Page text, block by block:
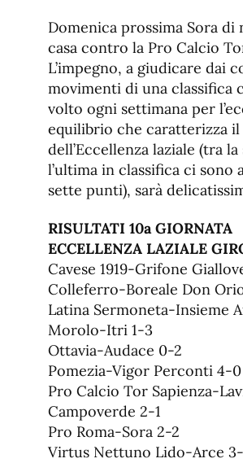
Domenica prossima Sora di
casa contro la Pro Calcio
L’impegno, a giudicare dai
movimenti di una classifica
volto ogni settimana per
equilibrio che caratterizza il
dell’Eccellenza laziale (tra la
l’ultima in classifica ci sono
sette punti), sarà
RISULTATI 10a GIORNATA
ECCELLENZA LAZIALE
Cavese 1919-Grifone
Colleferro-Boreale Don
Latina Sermoneta-Insieme
Morolo-Itri 1-3
Ottavia-Audace 0-2
Pomezia-Vigor Perconti 4-0
Pro Calcio Tor Sapienza-
Campoverde 2-1
Pro Roma-Sora 2-2
Virtus Nettuno Lido-Arce